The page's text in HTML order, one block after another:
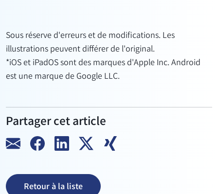
Sous réserve d'erreurs et de modifications. Les
illustrations peuvent différer de l'original.
*iOS et iPadOS sont des marques d'Apple Inc. Android
est une marque de Google LLC.
Partager cet article
Retour à la liste